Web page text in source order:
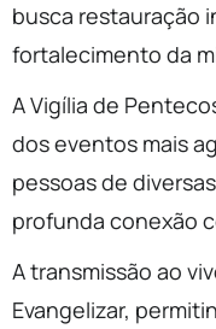
busca restauração
fortalecimento da
A Vigília de
dos eventos mais
pessoas de
profunda conexão
A transmissão ao
Evangelizar,